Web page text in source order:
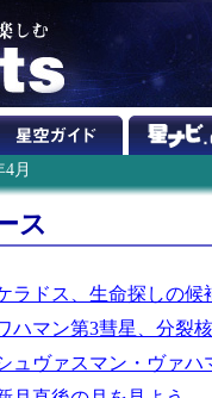
4月
ス
ラドス、生命探しの候
ハマン第3彗星、分裂
ュヴァスマン・ヴァハ